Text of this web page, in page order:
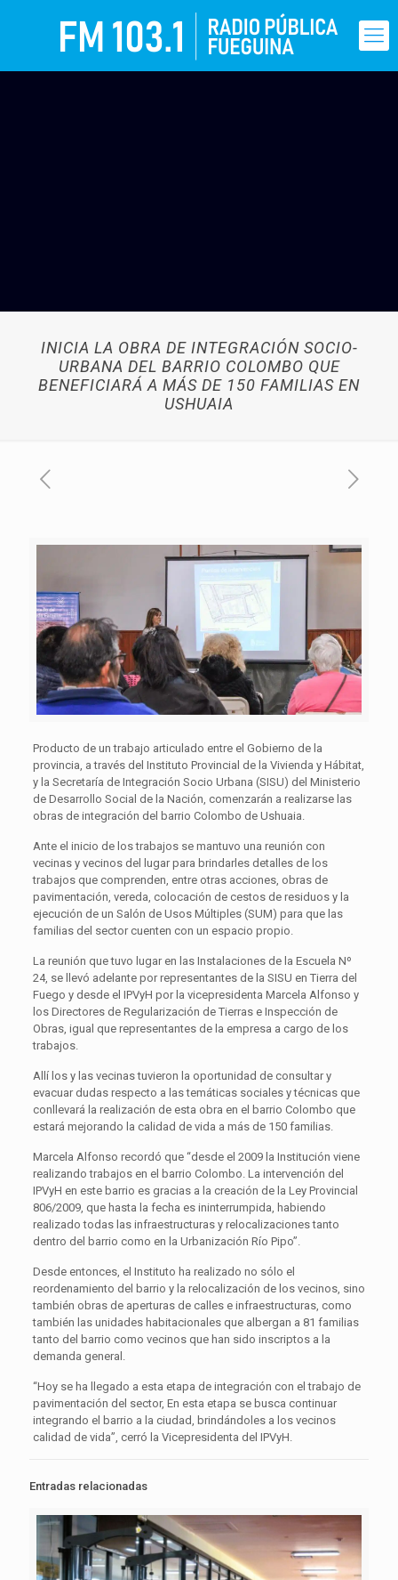
INICIA LA OBRA DE INTEGRACIÓN SOCIO-
URBANA DEL BARRIO COLOMBO QUE
BENEFICIARÁ A MÁS DE 150 FAMILIAS EN
USHUAIA
Producto de un trabajo articulado entre el Gobierno de la
provincia, a través del Instituto Provincial de la Vivienda y Hábitat,
y la Secretaría de Integración Socio Urbana (SISU) del Ministerio
de Desarrollo Social de la Nación, comenzarán a realizarse las
obras de integración del barrio Colombo de Ushuaia.
Ante el inicio de los trabajos se mantuvo una reunión con
vecinas y vecinos del lugar para brindarles detalles de los
trabajos que comprenden, entre otras acciones, obras de
pavimentación, vereda, colocación de cestos de residuos y la
ejecución de un Salón de Usos Múltiples (SUM) para que las
familias del sector cuenten con un espacio propio.
La reunión que tuvo lugar en las Instalaciones de la Escuela Nº
24, se llevó adelante por representantes de la SISU en Tierra del
Fuego y desde el IPVyH por la vicepresidenta Marcela Alfonso y
los Directores de Regularización de Tierras e Inspección de
Obras, igual que representantes de la empresa a cargo de los
trabajos.
Allí los y las vecinas tuvieron la oportunidad de consultar y
evacuar dudas respecto a las temáticas sociales y técnicas que
conllevará la realización de esta obra en el barrio Colombo que
estará mejorando la calidad de vida a más de 150 familias.
Marcela Alfonso recordó que “desde el 2009 la Institución viene
realizando trabajos en el barrio Colombo. La intervención del
IPVyH en este barrio es gracias a la creación de la Ley Provincial
806/2009, que hasta la fecha es ininterrumpida, habiendo
realizado todas las infraestructuras y relocalizaciones tanto
dentro del barrio como en la Urbanización Río Pipo”.
Desde entonces, el Instituto ha realizado no sólo el
reordenamiento del barrio y la relocalización de los vecinos, sino
también obras de aperturas de calles e infraestructuras, como
también las unidades habitacionales que albergan a 81 familias
tanto del barrio como vecinos que han sido inscriptos a la
demanda general.
“Hoy se ha llegado a esta etapa de integración con el trabajo de
pavimentación del sector, En esta etapa se busca continuar
integrando el barrio a la ciudad, brindándoles a los vecinos
calidad de vida”, cerró la Vicepresidenta del IPVyH.
Entradas relacionadas